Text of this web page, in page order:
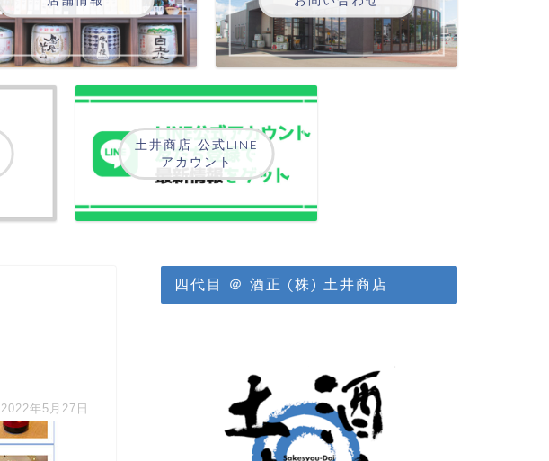
土井商店 公式LINE
アカウント
2022年5月27日
四代目 ＠ 酒正 (株) 土井商店